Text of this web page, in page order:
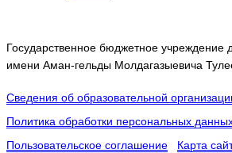
Государственное бюджетное учреждение
имени Аман-гельды Молдагазыевича
Сведения об образовательной
Политика обработки персональных
Пользовательское соглашение
Карта